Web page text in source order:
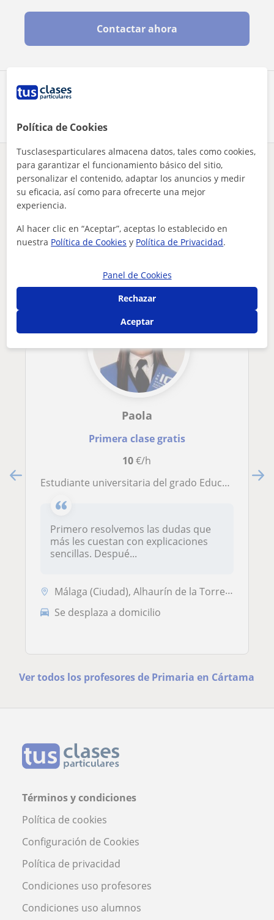
Comparte a este profesor
Contactar ahora
¿Hay algún error en este perfil?Cuéntanos
Tus clases particulares
estoy estudiando un grado superior de educación infantil, me...
Otros profesores de Primaria en Cártama
Paola
Primera clase gratis
10€/h
Estudiante universitaria del grado Educación Infantil en la UNED
Primero resolvemos las dudas que
más les cuestan con explicaciones
sencillas. Despué...
Málaga (Ciudad), Alhaurín de la Torre, Cártama
Se desplaza a domicilio
Ver todos los profesores de Primaria en Cártama
Términos y condiciones
Política de cookies
Configuración de Cookies
Política de privacidad
Condiciones uso profesores
Condiciones uso alumnos
Política de Cookies
Tusclasesparticulares almacena datos, tales como cookies,
para garantizar el funcionamiento básico del sitio,
personalizar el contenido, adaptar los anuncios y medir
su eficacia, así como para ofrecerte una mejor
experiencia.
Al hacer clic en “Aceptar”, aceptas lo establecido en
nuestra Política de Cookies y Política de Privacidad.
Panel de Cookies
Rechazar
Aceptar